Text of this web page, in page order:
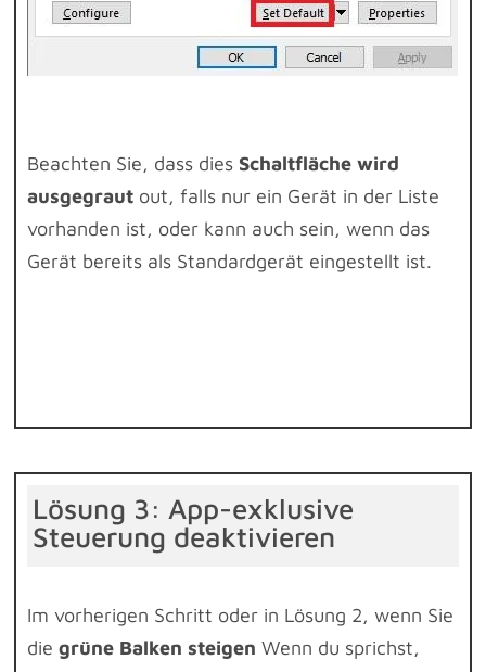
Beachten Sie, dass dies Schaltfläche wird
ausgegraut out, falls nur ein Gerät in der Liste
vorhanden ist, oder kann auch sein, wenn das
Gerät bereits als Standardgerät eingestellt ist.
Lösung 3: App-exklusive
Steuerung deaktivieren
Im vorherigen Schritt oder in Lösung 2, wenn Sie
diegrüne Balken steigen Wenn du sprichst,